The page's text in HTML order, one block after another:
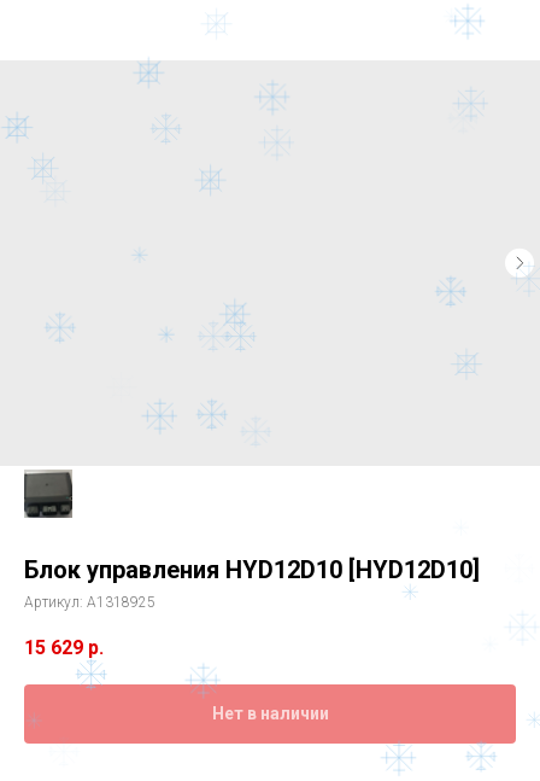
Блок управления HYD12D10 [HYD12D10]
Артикул: A1318925
15 629 р.
Нет в наличии